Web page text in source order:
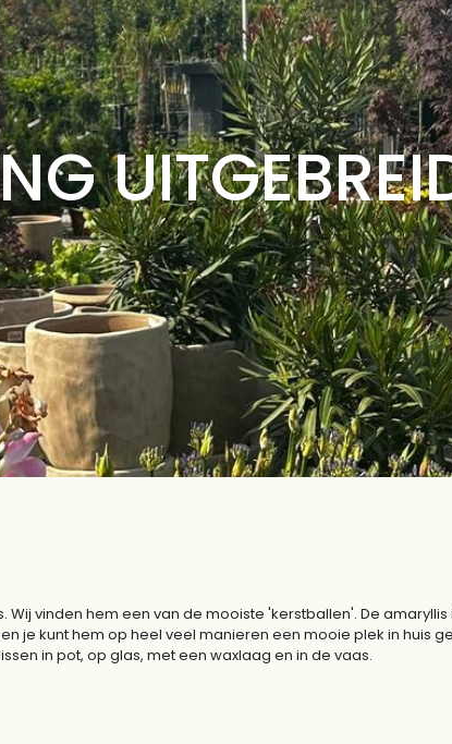
vinden hem een van de mooiste 'kerstballen'. De amaryllis
je kunt hem op heel veel manieren een mooie plek in huis
in pot, op glas, met een waxlaag en in de vaas.